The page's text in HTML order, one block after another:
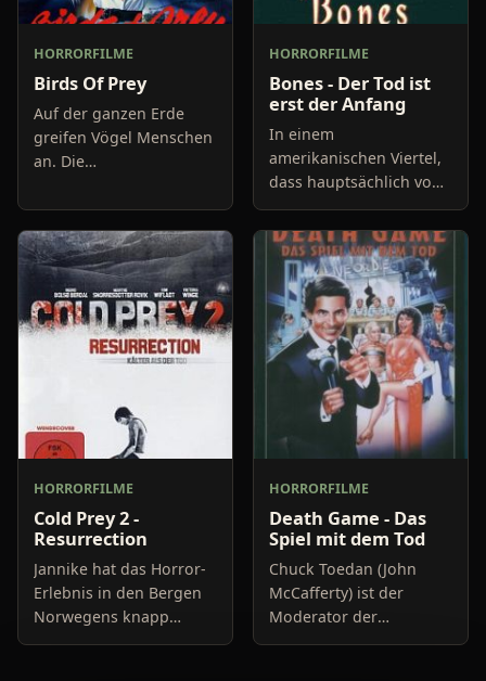
HORRORFILME
Birds Of Prey
Auf der ganzen Erde
greifen Vögel Menschen
an. Die
funktioniert aber nicht
wirklich, sodass von der
globalen Bedrohung
nichts mitbekommen
HORRORFILME
Bones - Der Tod ist
erst der Anfang
In einem
amerikanischen Viertel,
dass hauptsächlich von
Schwarzen bewohnt ist,
scheint etwas seltsames
vorzugehen. Erst muss
ein Mann vor einem
dämonischen H
HORRORFILME
Cold Prey 2 -
Resurrection
Jannike hat das Horror-
Erlebnis in den Bergen
Norwegens knapp
überlebt. Sie wird auf
HORRORFILME
Death Game - Das
Spiel mit dem Tod
Chuck Toedan (John
McCafferty) ist der
Moderator der
unglaublich populären